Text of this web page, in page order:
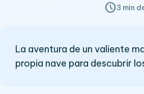
schedule3 min
La aventura de un valiente
propia nave para descubrir